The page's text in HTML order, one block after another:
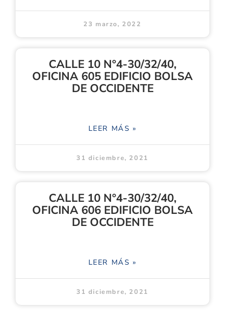
23 marzo, 2022
CALLE 10 N°4-30/32/40,
OFICINA 605 EDIFICIO BOLSA
DE OCCIDENTE
LEER MÁS »
31 diciembre, 2021
CALLE 10 N°4-30/32/40,
OFICINA 606 EDIFICIO BOLSA
DE OCCIDENTE
LEER MÁS »
31 diciembre, 2021